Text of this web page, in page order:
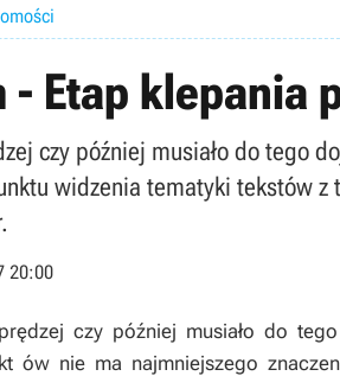
- Etap klepania
czy później musiało do tego
widzenia tematyki tekstów
20:00
czy później musiało do
ów nie ma najmniejszego